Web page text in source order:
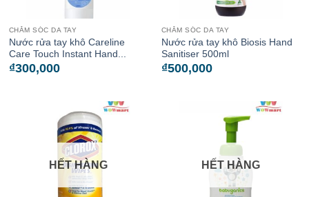
CHĂM SÓC DA TAY
Nước rửa tay khô Careline
Care Touch Instant Hand...
₫300,000
CHĂM SÓC DA TAY
Nước rửa tay khô Biosis Hand
Sanitiser 500ml
₫500,000
HẾT HÀNG HẾT HÀNG